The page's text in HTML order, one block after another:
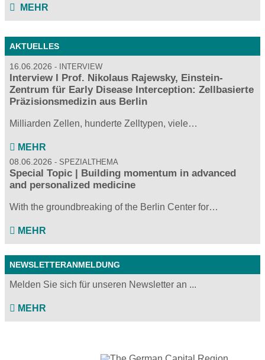
MEHR
AKTUELLES
16.06.2026 INTERVIEW
Interview I Prof. Nikolaus Rajewsky, Einstein-
Zentrum für Early Disease Interception: Zellbasierte
Präzisionsmedizin aus Berlin
Milliarden Zellen, hunderte Zelltypen, viele…
MEHR
08.06.2026 SPEZIALTHEMA
Special Topic | Building momentum in advanced
and personalized medicine
With the groundbreaking of the Berlin Center for…
MEHR
NEWSLETTERANMELDUNG
Melden Sie sich für unseren Newsletter an ...
MEHR